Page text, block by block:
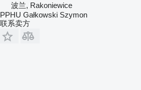
波兰, Rakoniewice
PPHU Gałkowski Szymon
联系卖方